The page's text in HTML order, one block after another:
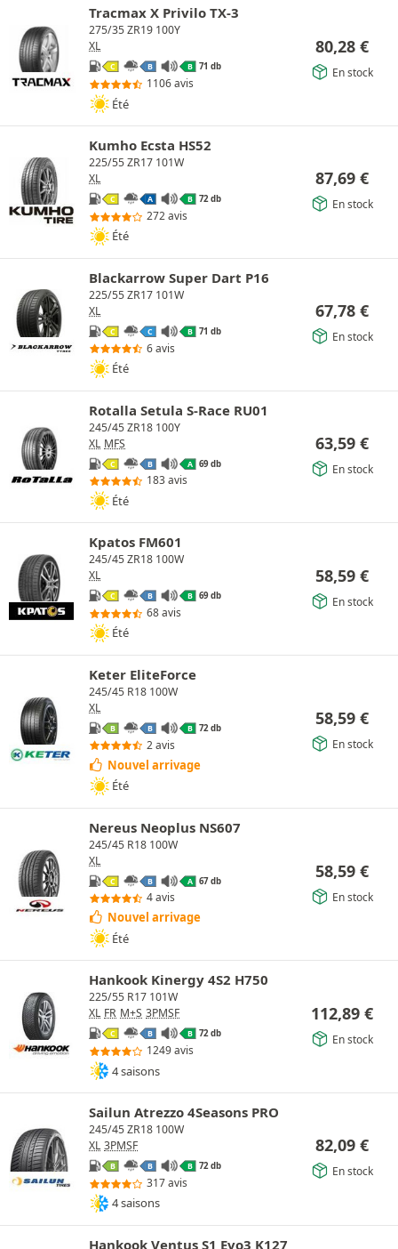
Tracmax X Privilo TX-3
275/35 ZR19 100Y
XL
C B B 71 db
1106 avis
Été
80,28 €
En stock
Kumho Ecsta HS52
225/55 ZR17 101W
XL
C A B 72 db
272 avis
Été
87,69 €
En stock
Blackarrow Super Dart P16
225/55 ZR17 101W
XL
C C B 71 db
6 avis
Été
67,78 €
En stock
Rotalla Setula S-Race RU01
245/45 ZR18 100Y
XL MFS
C B A 69 db
183 avis
Été
63,59 €
En stock
Kpatos FM601
245/45 ZR18 100W
XL
C B B 69 db
68 avis
Été
58,59 €
En stock
Keter EliteForce
245/45 R18 100W
XL
B B B 72 db
2 avis
Nouvel arrivage
Été
58,59 €
En stock
Nereus Neoplus NS607
245/45 R18 100W
XL
C B A 67 db
4 avis
Nouvel arrivage
Été
58,59 €
En stock
Hankook Kinergy 4S2 H750
225/55 R17 101W
XL FR M+S 3PMSF
C B B 72 db
1249 avis
4 saisons
112,89 €
En stock
Sailun Atrezzo 4Seasons PRO
245/45 ZR18 100W
XL 3PMSF
B B B 72 db
317 avis
4 saisons
82,09 €
En stock
Hankook Ventus S1 Evo3 K127